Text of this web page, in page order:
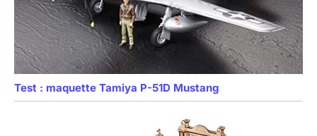
Test : maquette Tamiya P-51D Mustang